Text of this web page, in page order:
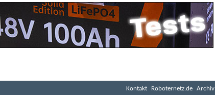
Kontakt Roboternetz.de Archiv